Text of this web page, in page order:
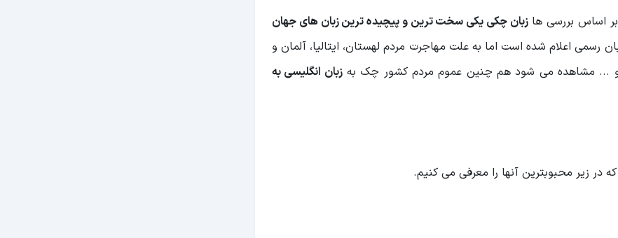
اساس بررسی هازبان چکی یکی سخت ترین و پیچیده ترین زبان های جهان
اعلام شده است اما به علت مهاجرت مردم لهستان، ایتالیا، آلمان و
و ... مشاهده می شود هم چنین عموم مردم کشور چک بهزبان انگلیسی به
زیر محبوبترین آنها را معرفی می کنیم.